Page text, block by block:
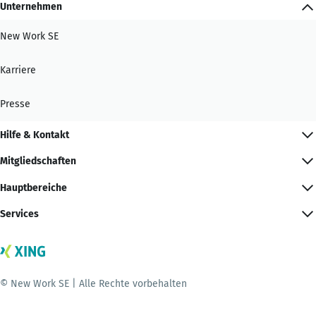
Unternehmen
New Work SE
Karriere
Presse
Hilfe & Kontakt
Mitgliedschaften
Hauptbereiche
Services
© New Work SE | Alle Rechte vorbehalten